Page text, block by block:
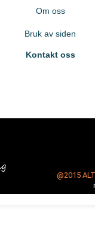
Om oss
Bruk av siden
Kontakt oss
@2015